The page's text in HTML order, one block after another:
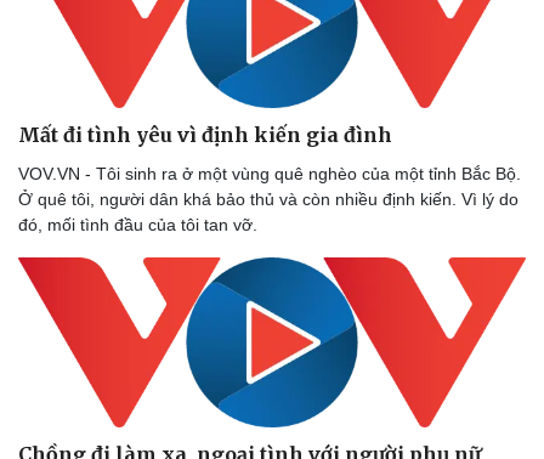
Mất đi tình yêu vì định kiến gia đình
VOV.VN - Tôi sinh ra ở một vùng quê nghèo của một tỉnh Bắc Bộ.
Ở quê tôi, người dân khá bảo thủ và còn nhiều định kiến. Vì lý do
đó, mối tình đầu của tôi tan vỡ.